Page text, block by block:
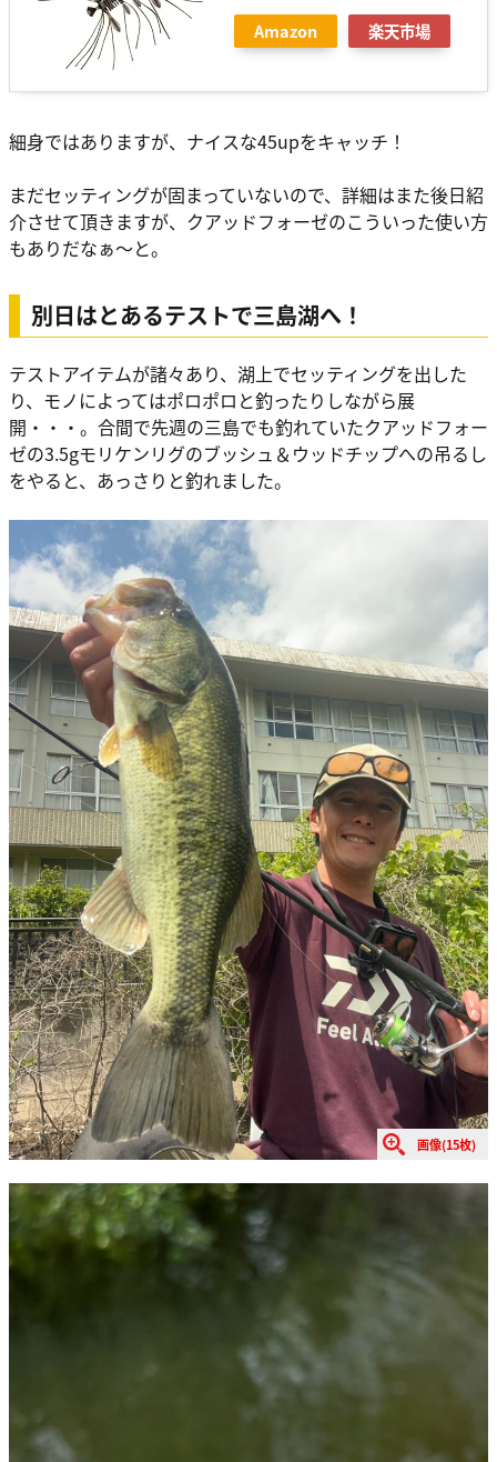
Amazon 楽天市場
細身ではありますが、ナイスな45upをキャッチ！
まだセッティングが固まっていないので、詳細はまた後日紹
介させて頂きますが、クアッドフォーゼのこういった使い方
もありだなぁ〜と。
別日はとあるテストで三島湖へ！
テストアイテムが諸々あり、湖上でセッティングを出した
り、モノによってはポロポロと釣ったりしながら展
開・・・。合間で先週の三島でも釣れていたクアッドフォー
ゼの3.5gモリケンリグのブッシュ＆ウッドチップへの吊るし
をやると、あっさりと釣れました。
画像(15枚)